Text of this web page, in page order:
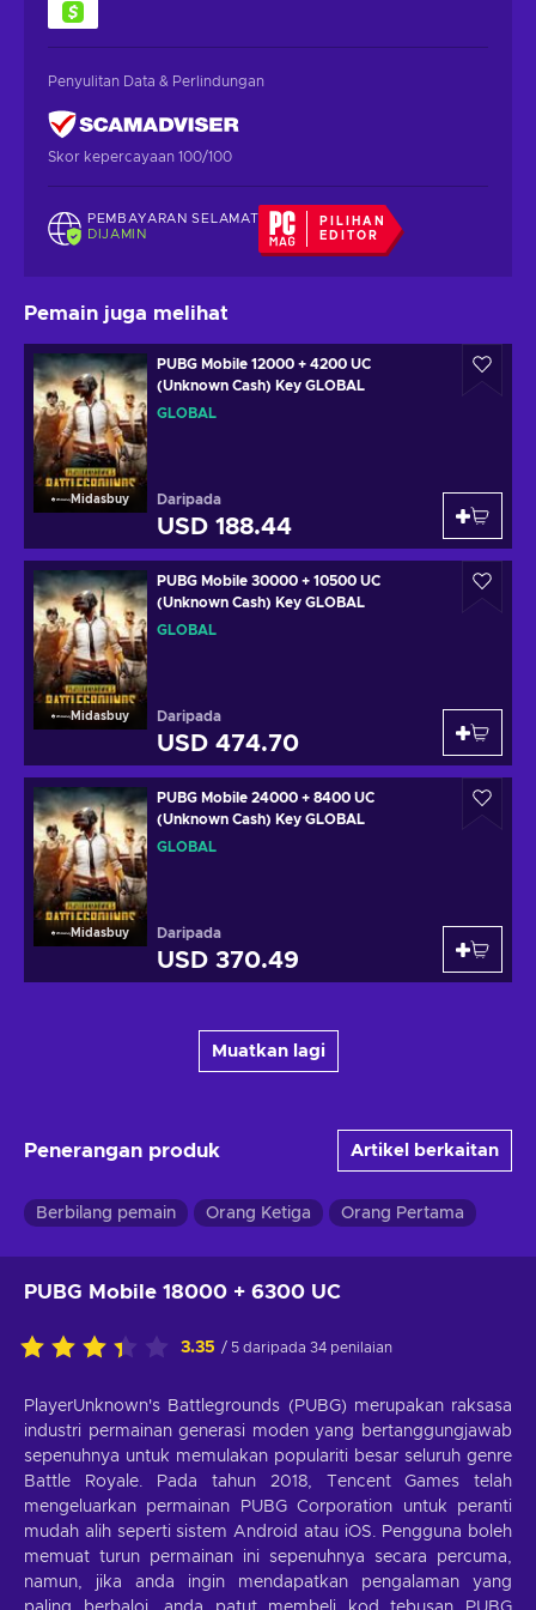
Penyulitan Data & Perlindungan
Skor kepercayaan 100/100
PEMBAYARAN SELAMAT
DIJAMIN
PILIHAN
EDITOR
Pemain juga melihat
Midasbuy
PUBG Mobile 12000 + 4200 UC
(Unknown Cash) Key GLOBAL
GLOBAL
Daripada
USD 188.44
Midasbuy
PUBG Mobile 30000 + 10500 UC
(Unknown Cash) Key GLOBAL
GLOBAL
Daripada
USD 474.70
Midasbuy
PUBG Mobile 24000 + 8400 UC
(Unknown Cash) Key GLOBAL
GLOBAL
Daripada
USD 370.49
Muatkan lagi
Penerangan produk Artikel berkaitan
Berbilang pemain Orang Ketiga Orang Pertama
PUBG Mobile 18000 + 6300 UC
3.35 / 5 daripada 34 penilaian
PlayerUnknown's Battlegrounds (PUBG) merupakan raksasa
industri permainan generasi moden yang bertanggungjawab
sepenuhnya untuk memulakan populariti besar seluruh genre
Battle Royale. Pada tahun 2018, Tencent Games telah
mengeluarkan permainan PUBG Corporation untuk peranti
mudah alih seperti sistem Android atau iOS. Pengguna boleh
memuat turun permainan ini sepenuhnya secara percuma,
namun, jika anda ingin mendapatkan pengalaman yang